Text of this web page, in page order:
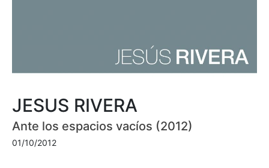
JESUS RIVERA
Ante los espacios vacíos (2012)
01/10/2012